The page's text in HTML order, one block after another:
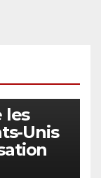
les
Unis